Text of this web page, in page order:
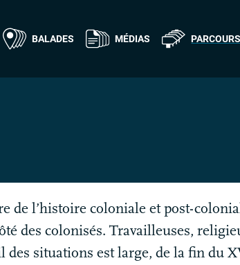
BALADES MÉDIAS PARCOURS
de l’histoire coloniale et post-
des colonisés. Travailleuses,
des situations est large, de la fin du